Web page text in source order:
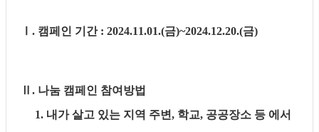
. 캠페인 기간 : 2024.11.01.(금)~2024.12.20.(금)
. 나눔 캠페인 참여방법
1. 내가 살고 있는 지역 주변, 학교, 공공장소 등 에서